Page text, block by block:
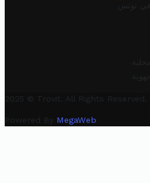
في تونس
2025 © Trovit. All Rights Reserved.
Powered By MegaWeb